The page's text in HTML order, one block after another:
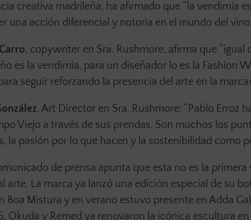
creativa madrileña, ha afirmado que “la vendimia
una acción diferencial y notoria en el mundo del
, copywriter en Sra. Rushmore, afirma que
es la vendimia, para un diseñador lo es la Fashion
seguir reforzando la presencia del arte en la
, Art Director en Sra. Rushmore: “Pablo Erroz
Viejo a través de sus prendas. Son muchos los
la pasión por lo que hacen y la sostenibilidad como
de prensa apunta que esta no es la
arte. La marca ya lanzó una edición especial de su
Boa Mistura y en verano estuvo presente en Adda
Okuda y Remed ya renovaron la icónica escultura